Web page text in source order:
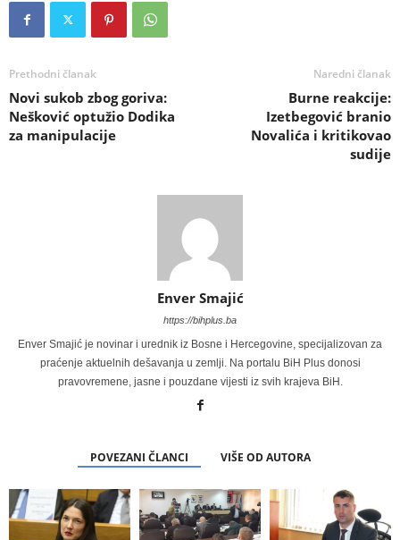
Prethodni članak
Novi sukob zbog goriva:
Nešković optužio Dodika
za manipulacije
Naredni članak
Burne reakcije:
Izetbegović branio
Novalića i kritikovao
sudije
Enver Smajić
https://bihplus.ba
Enver Smajić je novinar i urednik iz Bosne i Hercegovine, specijalizovan za
praćenje aktuelnih dešavanja u zemlji. Na portalu BiH Plus donosi
pravovremene, jasne i pouzdane vijesti iz svih krajeva BiH.
POVEZANI ČLANCI VIŠE OD AUTORA